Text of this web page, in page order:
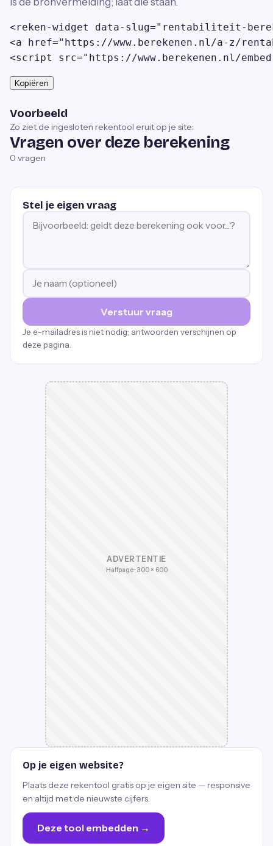
<reken-widget data-slug="rentabiliteit-
<a href="https://www.berekenen.nl/a-z/
<script src="https://www.berekenen.nl/
Kopiëren
Voorbeeld
Zo ziet de ingesloten rekentool eruit op je site:
Vragen over deze berekening
0 vragen
Stel je eigen vraag
Verstuur vraag
Je e-mailadres is niet nodig; antwoorden verschijnen op
deze pagina.
ADVERTENTIE
Halfpage · 300 × 600
Op je eigen website?
Plaats deze rekentool gratis op je eigen site — responsive
en altijd met de nieuwste cijfers.
Deze tool embedden →